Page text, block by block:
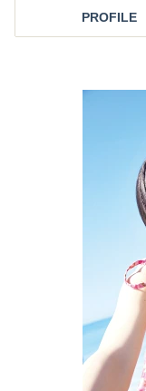
PROFILE